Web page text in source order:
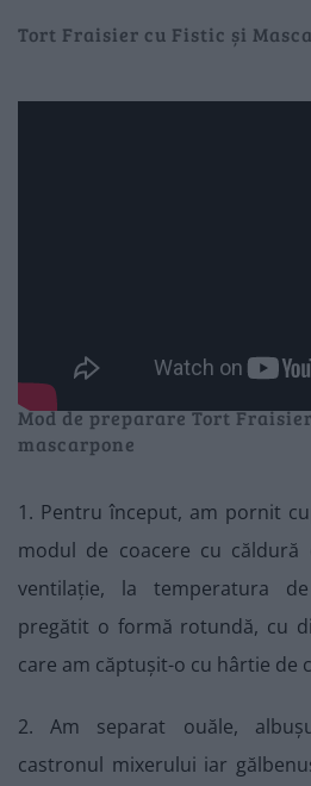
Tort Fraisier cu Fistic și
Mod de preparare Tort
mascarpone
1. Pentru început, am pornit
modul de coacere cu
ventilație, la temperatura
pregătit o formă rotundă, cu
care am căptușit-o cu hârtie de
2. Am separat ouăle,
castronul mixerului iar